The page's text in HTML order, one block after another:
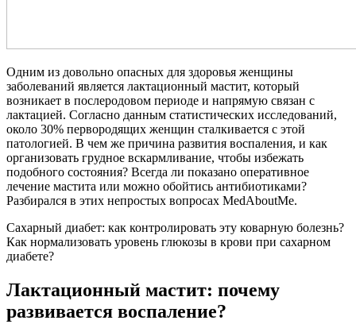
Одним из довольно опасных для здоровья женщины
заболеваний является лактационный мастит, который
возникает в послеродовом периоде и напрямую связан с
лактацией. Согласно данным статистических исследований,
около 30% первородящих женщин сталкивается с этой
патологией. В чем же причина развития воспаления, и как
организовать грудное вскармливание, чтобы избежать
подобного состояния? Всегда ли показано оперативное
лечение мастита или можно обойтись антибиотиками?
Разбирался в этих непростых вопросах MedAboutMe.
Сахарный диабет: как контролировать эту коварную болезнь?
Как нормализовать уровень глюкозы в крови при сахарном
диабете?
Лактационный мастит: почему
развивается воспаление?